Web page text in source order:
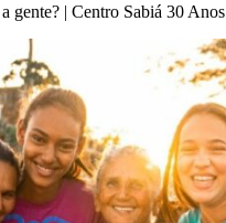
gente? | Centro Sabiá 30 Anos